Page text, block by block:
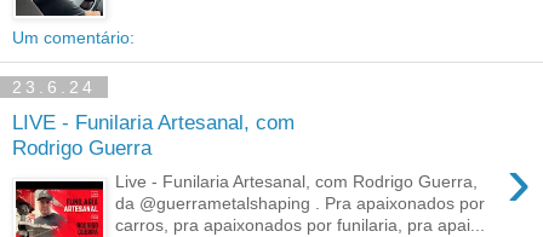
Um comentário:
23.6.24
LIVE - Funilaria Artesanal, com
Rodrigo Guerra
›
Live - Funilaria Artesanal, com Rodrigo Guerra,
da @guerrametalshaping . Pra apaixonados por
carros, pra apaixonados por funilaria, pra apai...